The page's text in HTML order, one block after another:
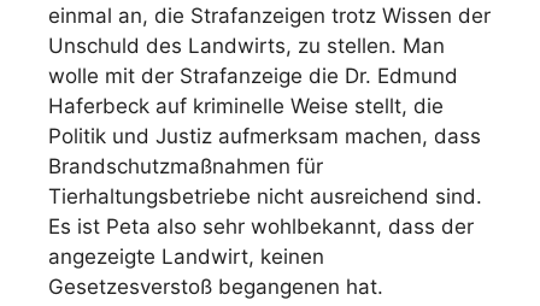
einmal an, die Strafanzeigen trotz Wissen der
Unschuld des Landwirts, zu stellen. Man
wolle mit der Strafanzeige die Dr. Edmund
Haferbeck auf kriminelle Weise stellt, die
Politik und Justiz aufmerksam machen, dass
Brandschutzmaßnahmen für
Tierhaltungsbetriebe nicht ausreichend sind.
Es ist Peta also sehr wohlbekannt, dass der
angezeigte Landwirt, keinen
Gesetzesverstoß begangenen hat.